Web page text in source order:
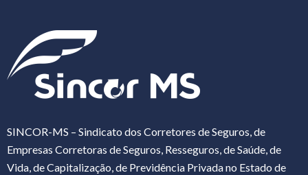
SINCOR-MS – Sindicato dos Corretores de Seguros, de
Empresas Corretoras de Seguros, Resseguros, de Saúde, de
Vida, de Capitalização, de Previdência Privada no Estado de